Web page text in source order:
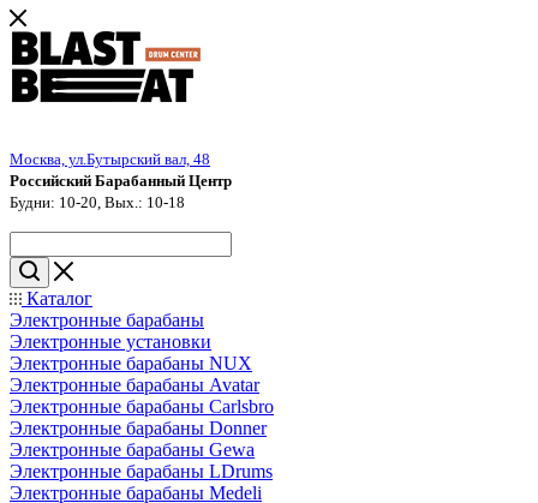
Москва, ул.Бутырский вал, 48
Российский Барабанный Центр
Будни: 10-20, Вых.: 10-18
Каталог
Электронные барабаны
Электронные установки
Электронные барабаны NUX
Электронные барабаны Avatar
Электронные барабаны Carlsbro
Электронные барабаны Donner
Электронные барабаны Gewa
Электронные барабаны LDrums
Электронные барабаны Medeli